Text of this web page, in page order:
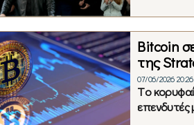
Βitcoin
της
07/06/2026 20:26
Tο
επενδυτές